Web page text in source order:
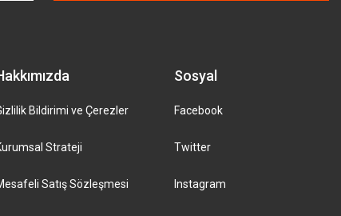
Bildirimi ve Çerezler
Strateji
Satış Sözleşmesi
Sosyal
Facebook
Twitter
Instagram